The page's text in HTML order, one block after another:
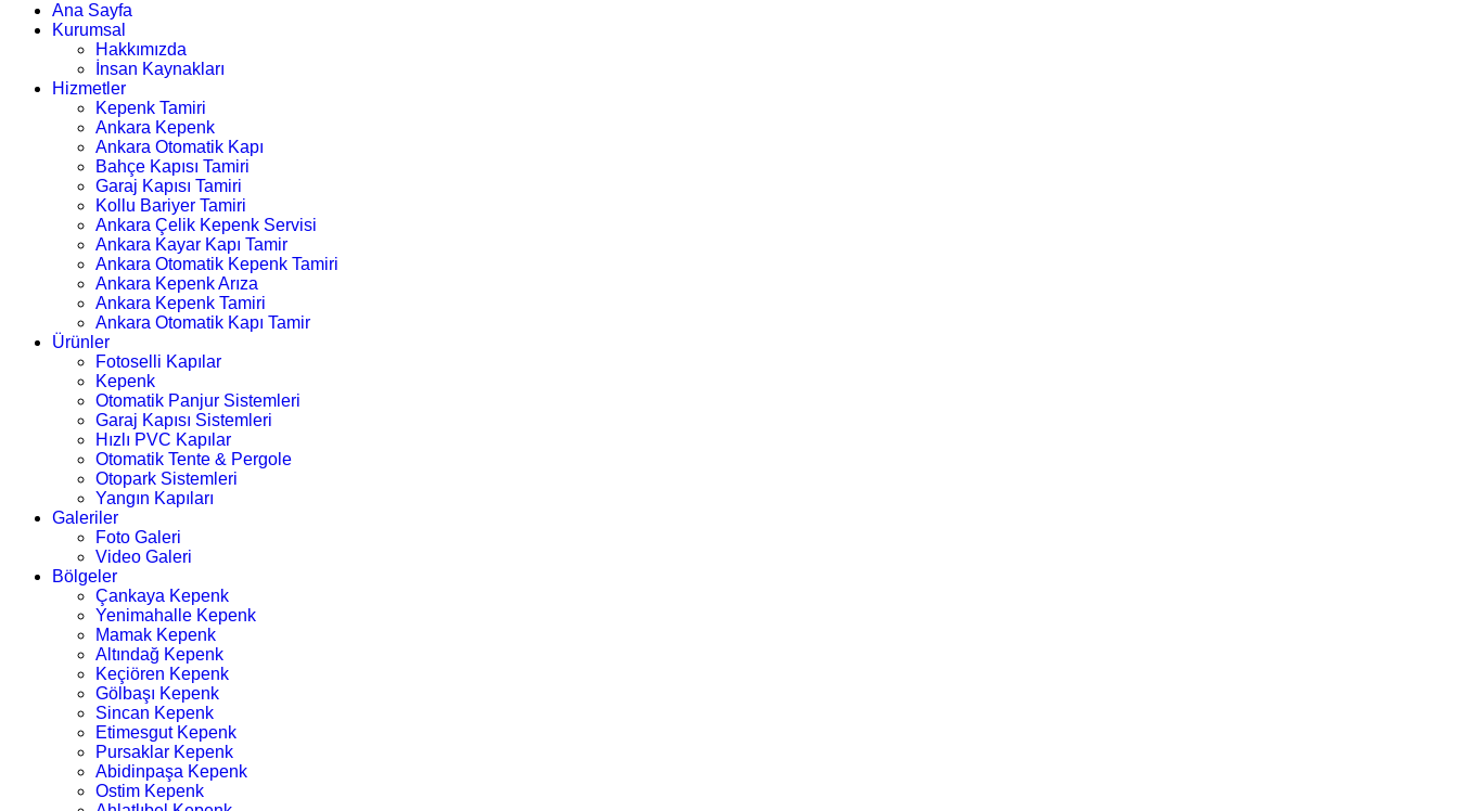
Ana Sayfa
Kurumsal
Hakkımızda
İnsan Kaynakları
Hizmetler
Kepenk Tamiri
Ankara Kepenk
Ankara Otomatik Kapı
Bahçe Kapısı Tamiri
Garaj Kapısı Tamiri
Kollu Bariyer Tamiri
Ankara Çelik Kepenk Servisi
Ankara Kayar Kapı Tamir
Ankara Otomatik Kepenk Tamiri
Ankara Kepenk Arıza
Ankara Kepenk Tamiri
Ankara Otomatik Kapı Tamir
Ürünler
Fotoselli Kapılar
Kepenk
Otomatik Panjur Sistemleri
Garaj Kapısı Sistemleri
Hızlı PVC Kapılar
Otomatik Tente & Pergole
Otopark Sistemleri
Yangın Kapıları
Galeriler
Foto Galeri
Video Galeri
Bölgeler
Çankaya Kepenk
Yenimahalle Kepenk
Mamak Kepenk
Altındağ Kepenk
Keçiören Kepenk
Gölbaşı Kepenk
Sincan Kepenk
Etimesgut Kepenk
Pursaklar Kepenk
Abidinpaşa Kepenk
Ostim Kepenk